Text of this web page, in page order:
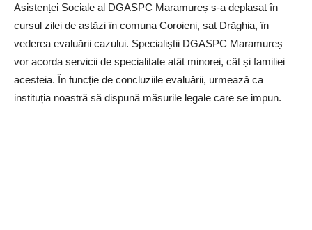
Asistenței Sociale al DGASPC Maramureș s-a deplasat în
cursul zilei de astăzi în comuna Coroieni, sat Drăghia, în
vederea evaluării cazului. Specialiștii DGASPC Maramureș
vor acorda servicii de specialitate atât minorei, cât și familiei
acesteia. În funcție de concluziile evaluării, urmează ca
instituția noastră să dispună măsurile legale care se impun.